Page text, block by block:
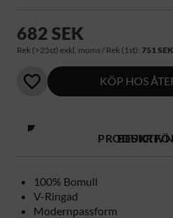
682 SEK
Rek (>25st) exkl. moms / Rek (1st): 751 SEK
KÖP HOS
100% Bomull
V-Ringad
Modernpassform